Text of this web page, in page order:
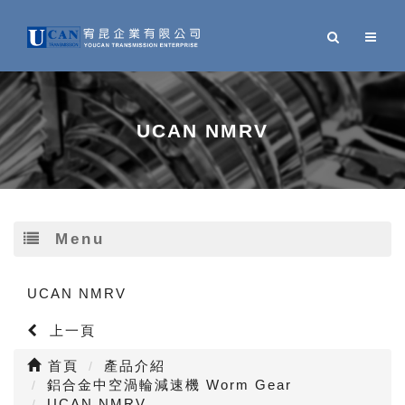
UCAN NMRV
Menu
UCAN NMRV
上一頁
首頁
產品介紹
鋁合金中空渦輪減速機 Worm Gear